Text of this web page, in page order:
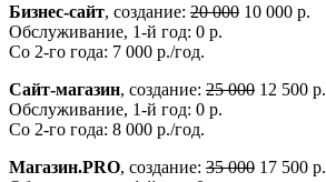
Бизнес-сайт, создание: 20 000 10 000 р.
Обслуживание, 1-й год: 0 р.
Со 2-го года: 7 000 р./год.
Сайт-магазин, создание: 25 000 12 500 р.
Обслуживание, 1-й год: 0 р.
Со 2-го года: 8 000 р./год.
Магазин.PRO, создание: 35 000 17 500 р.